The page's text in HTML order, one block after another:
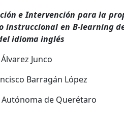
e Intervención para la
instruccional en B-learning
idioma inglés
Junco
Barragán López
de Querétaro